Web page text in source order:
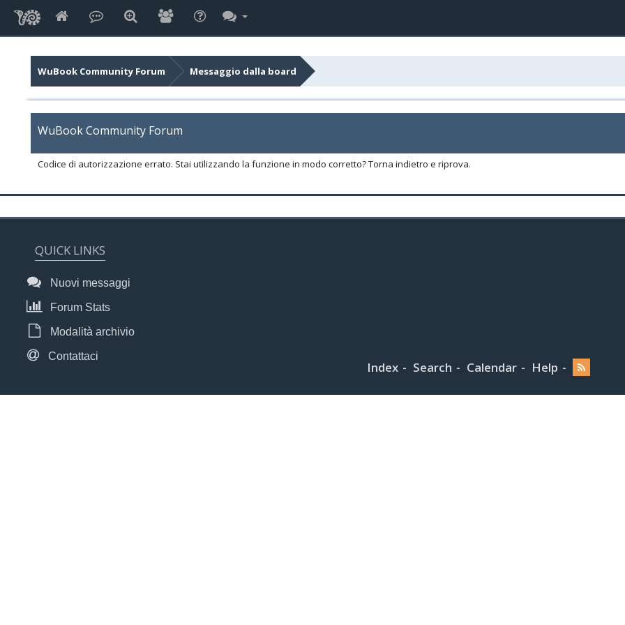
WuBook Community Forum Messaggio dalla board
WuBook Community Forum
Codice di autorizzazione errato. Stai utilizzando la funzione in modo corretto? Torna indietro e riprova.
QUICK LINKS
Nuovi messaggi
Forum Stats
Modalità archivio
Contattaci
Index Search Calendar Help